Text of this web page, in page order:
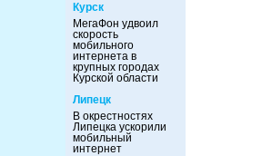
Курск
МегаФон удвоил
скорость
мобильного
интернета в
крупных городах
Курской области
Липецк
В окрестностях
Липецка ускорили
мобильный
интернет